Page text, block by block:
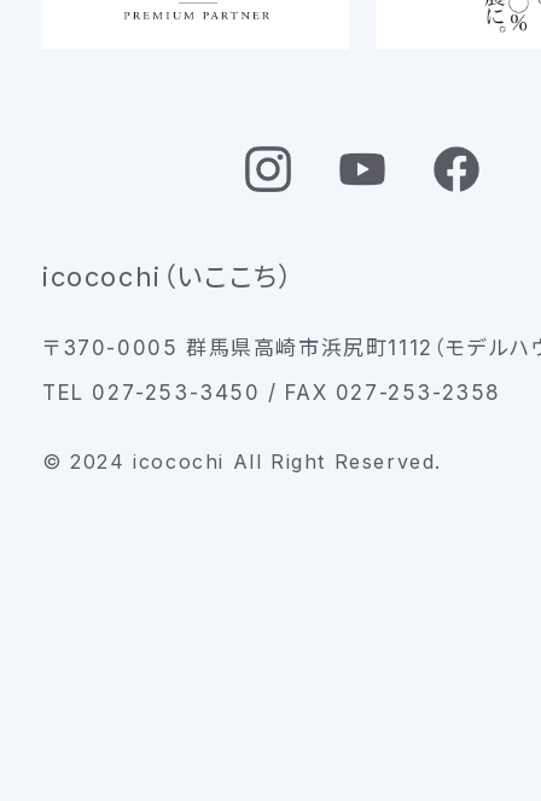
icocochi（いここち）
〒370-0005 群馬県高崎市浜尻町1112（モデルハ
TEL 027-253-3450 / FAX 027-253-2358
© 2024 icocochi All Right Reserved.